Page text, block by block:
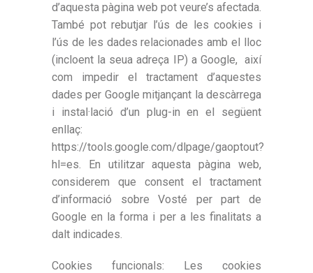
d’aquesta pàgina web pot veure’s afectada.
També pot rebutjar l’ús de les cookies i
l’ús de les dades relacionades amb el lloc
(incloent la seua adreça IP) a Google, així
com impedir el tractament d’aquestes
dades per Google mitjançant la descàrrega
i instal·lació d’un plug-in en el següent
enllaç:
https://tools.google.com/dlpage/gaoptout?
hl=es. En utilitzar aquesta pàgina web,
considerem que consent el tractament
d’informació sobre Vosté per part de
Google en la forma i per a les finalitats a
dalt indicades.
Cookies funcionals: Les cookies